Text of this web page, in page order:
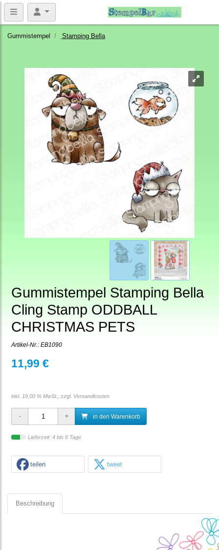
Gummistempel Stamping Bella
Gummistempel Stamping Bella
Cling Stamp ODDBALL
CHRISTMAS PETS
Artikel-Nr.: EB1090
11,99 €
inkl. 19,00 % MwSt., zzgl. Versandkosten
in den Warenkorb
Lieferzeit: 4 bis 6 Tage
teilen tweet
Beschreibung